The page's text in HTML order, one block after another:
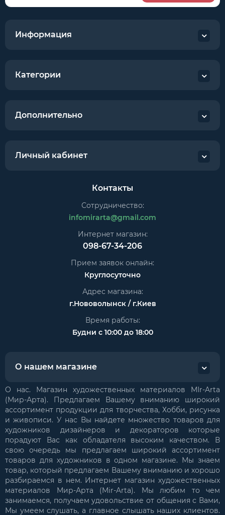
Информация
Категории
Дополнительно
Личный кабинет
Контакты
Сотрудничество:
infomirarta@gmail.com
Интернет магазин:
098-67-34-206
Прием заявок онлайн:
Круглосуточно
Адрес магазина:
г.Нововолынск / г.Киев
Время работы:
Будни с 10:00 до 18:00
О нашем магазине
О нас. Магазин художественных материалов MIr-Arta
(Мир-Арта). Предлагаем Вашему вниманию широкий
ассортимент продукции для творчества, Хобби, рисунка
и живописи. У нас Вы найдете множество товаров для
художников дизайнеров и декораторов которые
порадуют Вас как обладателя высоким качеством. В
свою очередь мы предлагаем широкий ассортимент
товаров для художников в одном магазине. Мы знаем
товар, который предлагаем Вашему вниманию и хорошо
разбираемся в нем. Интернет магазин художественных
материалов Мир-Арта (Mir-Arta). Мы любим то чем
занимаемся, получаем удовольствие от общения с Вами,
Мы умеем слушать, а главное слышать наших клиентов.